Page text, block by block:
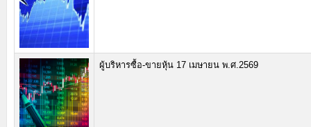
ผู้บริหารซื้อ-ขายหุ้น 17 เมษายน พ.ศ.2569